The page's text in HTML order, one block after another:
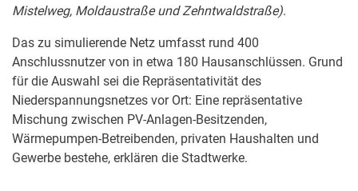
Mistelweg, Moldaustraße und Zehntwaldstraße).
Das zu simulierende Netz umfasst rund 400
Anschlussnutzer von in etwa 180 Hausanschlüssen. Grund
für die Auswahl sei die Repräsentativität des
Niederspannungsnetzes vor Ort: Eine repräsentative
Mischung zwischen PV-Anlagen-Besitzenden,
Wärmepumpen-Betreibenden, privaten Haushalten und
Gewerbe bestehe, erklären die Stadtwerke.